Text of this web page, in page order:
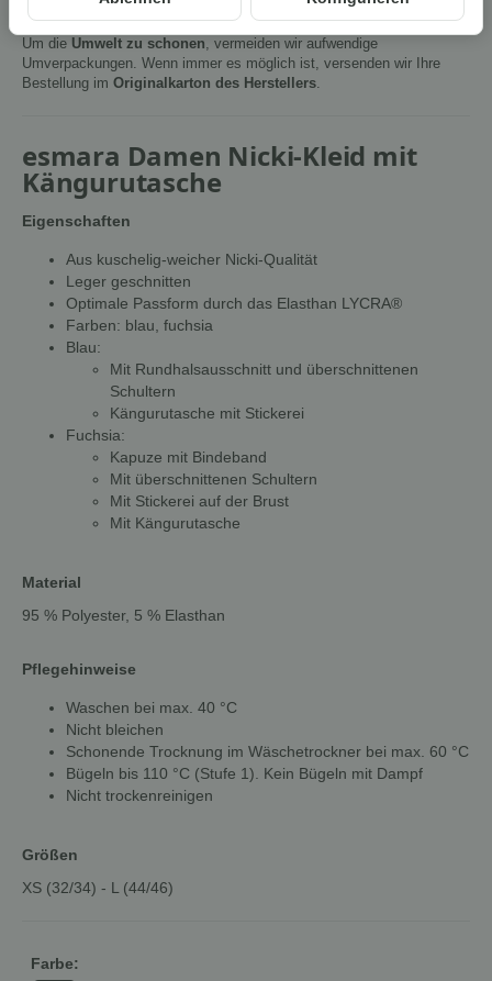
Um die Umwelt zu schonen , vermeiden wir aufwendige
Umverpackungen. Wenn immer es möglich ist, versenden wir Ihre
Bestellung im Originalkarton des Herstellers
esmara Damen Nicki-Kleid mit
Kängurutasche
Eigenschaften
Aus kuschelig-weicher Nicki-Qualität
Leger geschnitten
Optimale Passform durch das Elasthan LYCRA®
Farben: blau, fuchsia
Blau:
Mit Rundhalsausschnitt und überschnittenen
Schultern
Kängurutasche mit Stickerei
Fuchsia:
Kapuze mit Bindeband
Mit überschnittenen Schultern
Mit Stickerei auf der Brust
Mit Kängurutasche
Material
95 % Polyester, 5 % Elasthan
Pflegehinweise
Waschen bei max. 40 °C
Nicht bleichen
Schonende Trocknung im Wäschetrockner bei max. 60 °C
Bügeln bis 110 °C (Stufe 1). Kein Bügeln mit Dampf
Nicht trockenreinigen
Größen
XS (32/34) - L (44/46)
Farbe: